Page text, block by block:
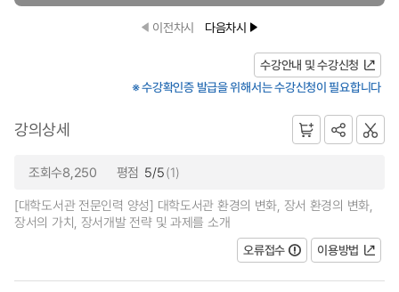
이전차시 다음차시
수강안내 및 수강신청
※ 수강확인증 발급을 위해서는 수강신청이 필요합니다
강의상세
조회수8,250 평점 5/5(1)
[대학도서관 전문인력 양성] 대학도서관 환경의 변화, 장서 환경의 변화,
장서의 가치, 장서개발 전략 및 과제를 소개
오류접수
이용방법